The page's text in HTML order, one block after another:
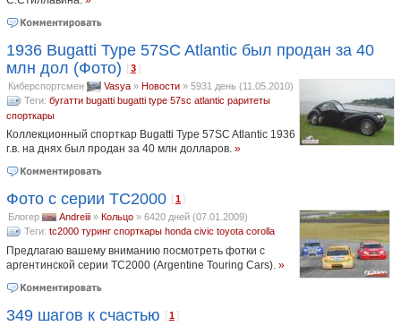
1936 Bugatti Type 57SC Atlantic был продан за 40
млн дол (Фото) [3 ]
Киберспортсмен Vasya» Новости» 5931 день (11.05.2010)
Теги: бугатти bugatti bugatti type 57sc atlantic раритеты
спорткары
Коллекционный спорткар Bugatti Type 57SC Atlantic 1936
г.в. на днях был продан за 40 млн долларов. »
Фото с серии TC2000 [1 ]
Блогер Andreiii» Кольцо» 6420 дней (07.01.2009)
Теги: tc2000 туринг спорткары honda civic toyota corolla
Предлагаю вашему вниманию посмотреть фотки с
аргентинской серии TC2000 (Argentine Touring Cars). »
349 шагов к счастью [1